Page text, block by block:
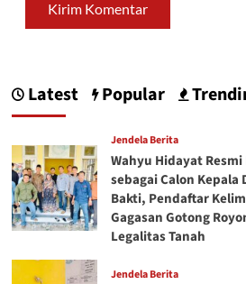
Latest Popular
Jendela Berita
Wahyu Hidayat
sebagai Calon Kepala
Bakti, Pendaftar
Gagasan Gotong
Legalitas Tanah
Jendela Berita